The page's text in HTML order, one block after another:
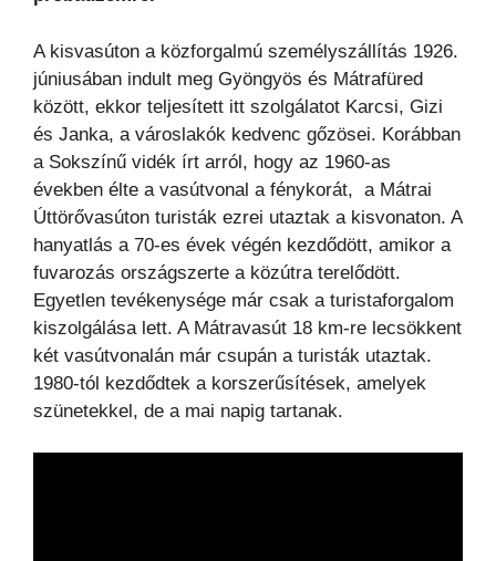
A kisvasúton a közforgalmú személyszállítás 1926.
júniusában indult meg Gyöngyös és Mátrafüred
között, ekkor teljesített itt szolgálatot Karcsi, Gizi
és Janka, a városlakók kedvenc gőzösei. Korábban
a Sokszínű vidék írt arról, hogy az 1960-as
években élte a vasútvonal a fénykorát, a Mátrai
Úttörővasúton turisták ezrei utaztak a kisvonaton. A
hanyatlás a 70-es évek végén kezdődött, amikor a
fuvarozás országszerte a közútra terelődött.
Egyetlen tevékenysége már csak a turistaforgalom
kiszolgálása lett. A Mátravasút 18 km-re lecsökkent
két vasútvonalán már csupán a turisták utaztak.
1980-tól kezdődtek a korszerűsítések, amelyek
szünetekkel, de a mai napig tartanak.